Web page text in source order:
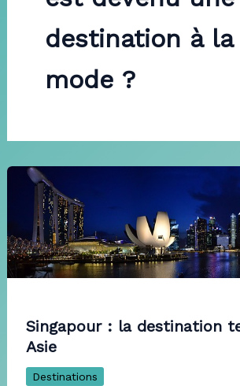
destination à la
mode ?
Singapour : la destination
Asie
Destinations